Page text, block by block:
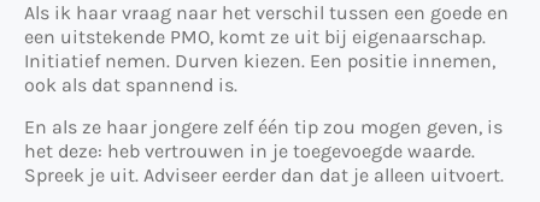
Als ik haar vraag naar het verschil tussen een goede en
een uitstekende PMO, komt ze uit bij eigenaarschap.
Initiatief nemen. Durven kiezen. Een positie innemen,
ook als dat spannend is.
En als ze haar jongere zelf één tip zou mogen geven, is
het deze: heb vertrouwen in je toegevoegde waarde.
Spreek je uit. Adviseer eerder dan dat je alleen uitvoert.